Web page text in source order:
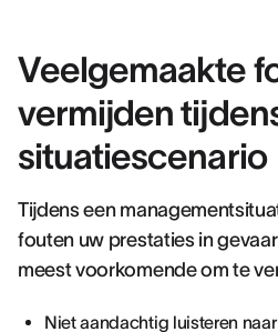
Veelgemaakte
vermijden
situatiescenario
Tijdens een
fouten uw prestaties in
meest voorkomende om te
Niet aandachtig luisteren